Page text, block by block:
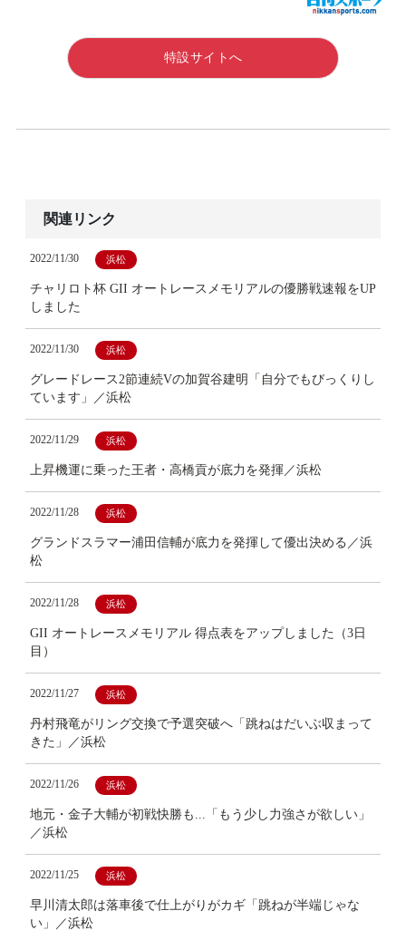
特設サイトへ
関連リンク
2022/11/30 浜松
チャリロト杯 GII オートレースメモリアルの優勝戦速報をUP
しました
2022/11/30 浜松
グレードレース2節連続Vの加賀谷建明「自分でもびっくりし
ています」／浜松
2022/11/29 浜松
上昇機運に乗った王者・高橋貢が底力を発揮／浜松
2022/11/28 浜松
グランドスラマー浦田信輔が底力を発揮して優出決める／浜
松
2022/11/28 浜松
GII オートレースメモリアル 得点表をアップしました（3日
目）
2022/11/27 浜松
丹村飛竜がリング交換で予選突破へ「跳ねはだいぶ収まって
きた」／浜松
2022/11/26 浜松
地元・金子大輔が初戦快勝も...「もう少し力強さが欲しい」
／浜松
2022/11/25 浜松
早川清太郎は落車後で仕上がりがカギ「跳ねが半端じゃな
い」／浜松